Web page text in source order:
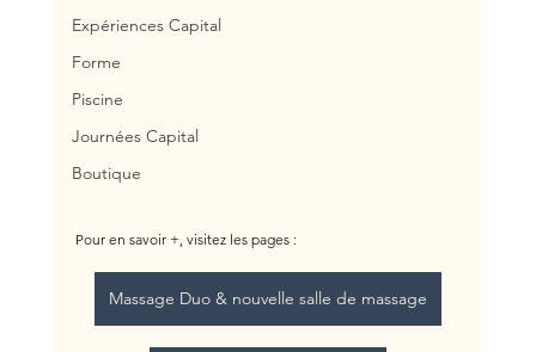
Expériences Capital
Forme
Piscine
Journées Capital
Boutique
Pour en savoir +, visitez les pages :
Massage Duo & nouvelle salle de massage